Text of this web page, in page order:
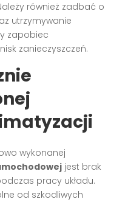
również zadbać o
utrzymywanie
zapobiec
zanieczyszczeń.
wykonanej
jest brak
pracy układu.
od szkodliwych